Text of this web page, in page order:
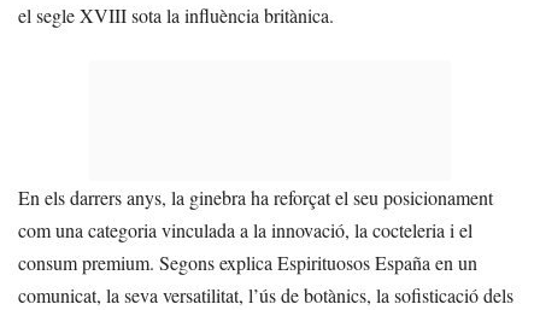
el segle XVIII sota la influència britànica.
En els darrers anys, la ginebra ha reforçat el seu posicionament
com una categoria vinculada a la innovació, la cocteleria i el
consum premium. Segons explica Espirituosos España en un
comunicat, la seva versatilitat, l’ús de botànics, la sofisticació dels